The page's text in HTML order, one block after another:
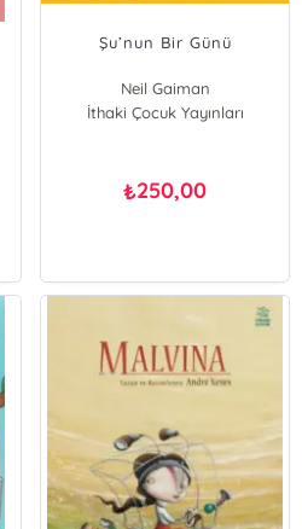
Şu’nun Bir Günü
Neil Gaiman
İthaki Çocuk Yayınları
₺250,00